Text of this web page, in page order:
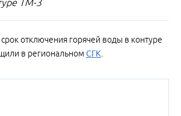
ТМ-3
отключения горячей воды в контуре
в региональном СГК.